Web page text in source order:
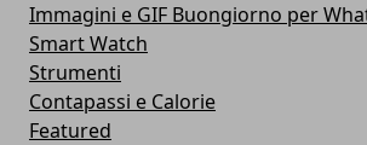
Immagini e GIF Buongiorno per
Smart Watch
Strumenti
Contapassi e Calorie
Featured